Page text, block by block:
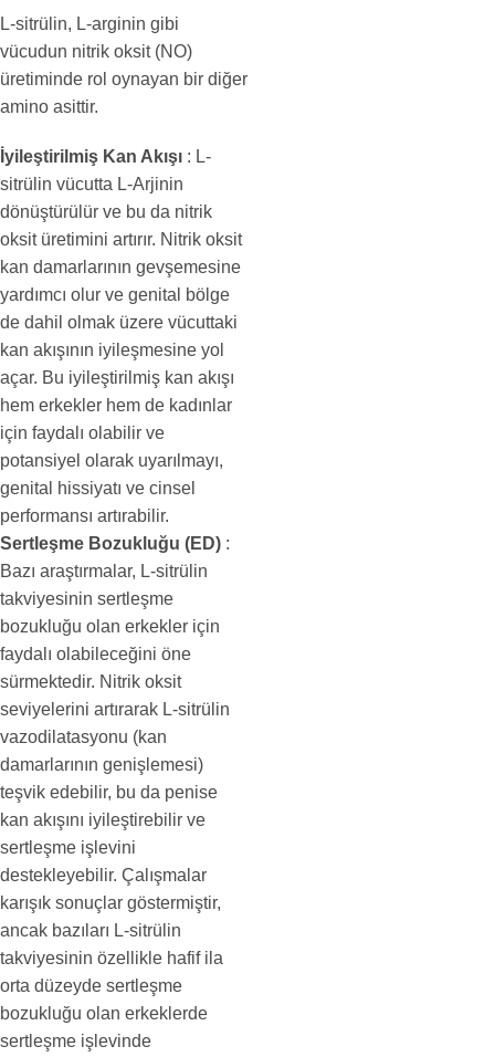
L-sitrülin, L-arginin gibi
vücudun nitrik oksit (NO)
üretiminde rol oynayan bir diğer
amino asittir.
İyileştirilmiş Kan Akışı : L-
sitrülin vücutta L-Arjinin
dönüştürülür ve bu da nitrik
oksit üretimini artırır. Nitrik oksit
kan damarlarının gevşemesine
yardımcı olur ve genital bölge
de dahil olmak üzere vücuttaki
kan akışının iyileşmesine yol
açar. Bu iyileştirilmiş kan akışı
hem erkekler hem de kadınlar
için faydalı olabilir ve
potansiyel olarak uyarılmayı,
genital hissiyatı ve cinsel
performansı artırabilir.
Sertleşme Bozukluğu (ED) :
Bazı araştırmalar, L-sitrülin
takviyesinin sertleşme
bozukluğu olan erkekler için
faydalı olabileceğini öne
sürmektedir. Nitrik oksit
seviyelerini artırarak L-sitrülin
vazodilatasyonu (kan
damarlarının genişlemesi)
teşvik edebilir, bu da penise
kan akışını iyileştirebilir ve
sertleşme işlevini
destekleyebilir. Çalışmalar
karışık sonuçlar göstermiştir,
ancak bazıları L-sitrülin
takviyesinin özellikle hafif ila
orta düzeyde sertleşme
bozukluğu olan erkeklerde
sertleşme işlevinde